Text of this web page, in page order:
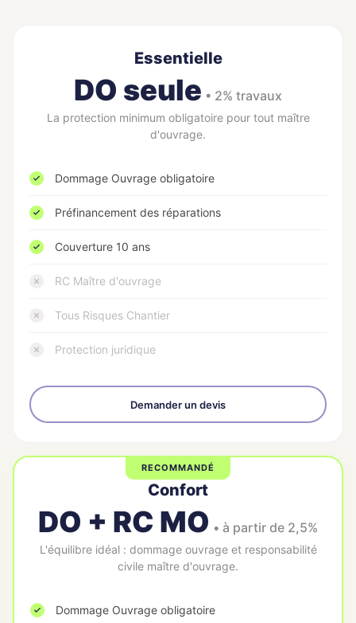
Essentielle
DO seule • 2% travaux
La protection minimum obligatoire pour tout maître
d'ouvrage.
Dommage Ouvrage obligatoire
Préfinancement des réparations
Couverture 10 ans
RC Maître d'ouvrage
Tous Risques Chantier
Protection juridique
Demander un devis
RECOMMANDÉ
Confort
DO + RC MO • à partir de 2,5%
L'équilibre idéal : dommage ouvrage et responsabilité
civile maître d'ouvrage.
Dommage Ouvrage obligatoire